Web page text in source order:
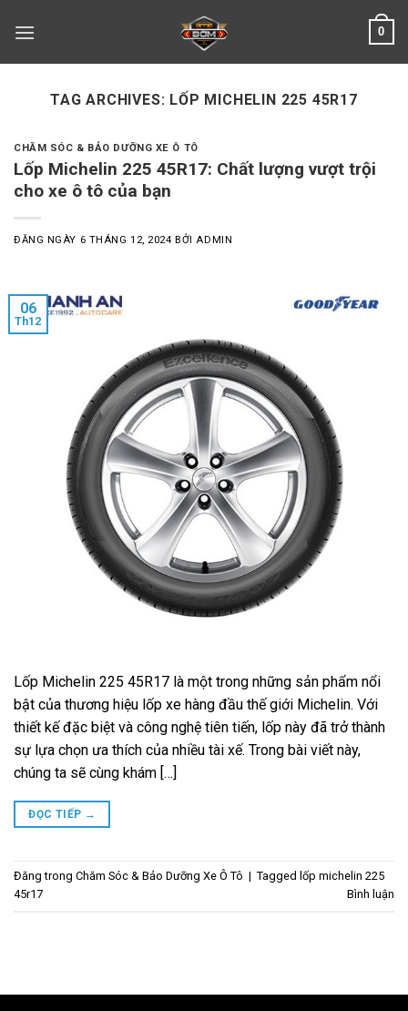
0
TAG ARCHIVES: LỐP MICHELIN 225 45R17
CHĂM SÓC & BẢO DƯỠNG XE Ô TÔ
Lốp Michelin 225 45R17: Chất lượng vượt trội
cho xe ô tô của bạn
ĐĂNG NGÀY 6 THÁNG 12, 2024 BỞI ADMIN
06
Th12
Lốp Michelin 225 45R17 là một trong những sản phẩm nổi
bật của thương hiệu lốp xe hàng đầu thế giới Michelin. Với
thiết kế đặc biệt và công nghệ tiên tiến, lốp này đã trở thành
sự lựa chọn ưa thích của nhiều tài xế. Trong bài viết này,
chúng ta sẽ cùng khám […]
ĐỌC TIẾP →
Đăng trong Chăm Sóc & Bảo Dưỡng Xe Ô Tô | Tagged lốp michelin 225
45r17
Bình luận